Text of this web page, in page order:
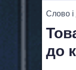
Слово і
до